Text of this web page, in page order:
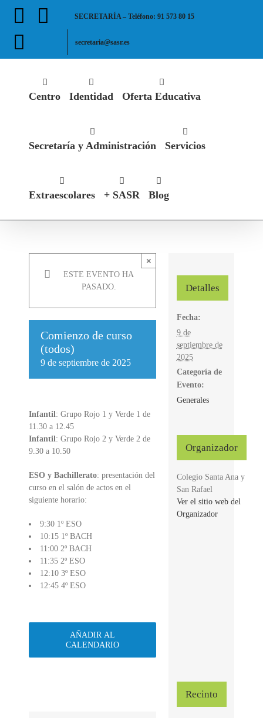
Facebook
Instagram
SECRETARÍA – Teléfono: 91 573 80 15
secretaria@sasr.es
Centro Identidad Oferta Educativa
Secretaría y Administración Servicios
Extraescolares + SASR Blog
ESTE EVENTO HA
PASADO.
×
Comienzo de curso
(todos)
9 de septiembre de 2025
Infantil: Grupo Rojo 1 y Verde 1 de
11.30 a 12.45
Infantil: Grupo Rojo 2 y Verde 2 de
9.30 a 10.50
ESO y Bachillerato: presentación del
curso en el salón de actos en el
siguiente horario:
9:30 1º ESO
10:15 1º BACH
11:00 2º BACH
11:35 2º ESO
12:10 3º ESO
12:45 4º ESO
AÑADIR AL
CALENDARIO
Detalles
Fecha:
9 de
septiembre de
2025
Categoría de
Evento:
Generales
Organizador
Colegio Santa Ana y
San Rafael
Ver el sitio web del
Organizador
Recinto